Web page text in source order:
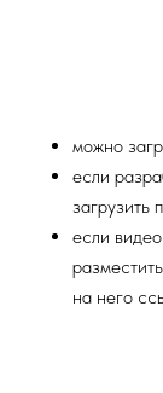
можно
если
загрузить
если
на него